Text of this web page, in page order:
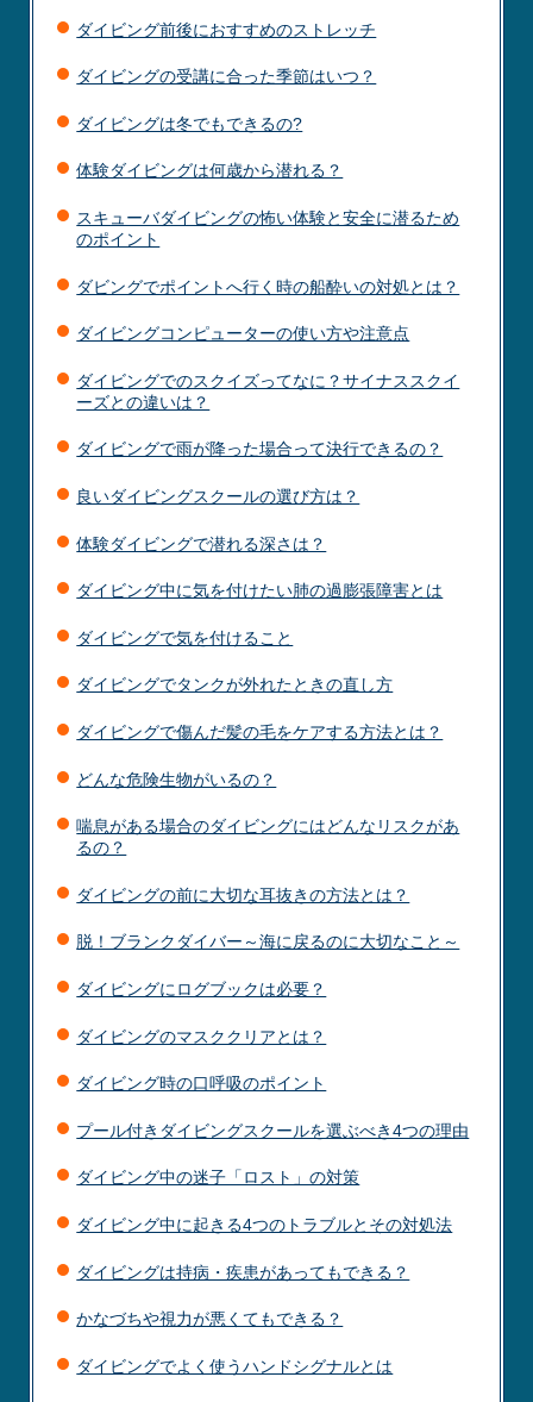
ダイビング前後におすすめのストレッチ
ダイビングの受講に合った季節はいつ？
ダイビングは冬でもできるの?
体験ダイビングは何歳から潜れる？
スキューバダイビングの怖い体験と安全に潜るため
のポイント
ダビングでポイントへ行く時の船酔いの対処とは？
ダイビングコンピューターの使い方や注意点
ダイビングでのスクイズってなに？サイナススクイ
ーズとの違いは？
ダイビングで雨が降った場合って決行できるの？
良いダイビングスクールの選び方は？
体験ダイビングで潜れる深さは？
ダイビング中に気を付けたい肺の過膨張障害とは
ダイビングで気を付けること
ダイビングでタンクが外れたときの直し方
ダイビングで傷んだ髪の毛をケアする方法とは？
どんな危険生物がいるの？
喘息がある場合のダイビングにはどんなリスクがあ
るの？
ダイビングの前に大切な耳抜きの方法とは？
脱！ブランクダイバー～海に戻るのに大切なこと～
ダイビングにログブックは必要？
ダイビングのマスククリアとは？
ダイビング時の口呼吸のポイント
プール付きダイビングスクールを選ぶべき4つの理由
ダイビング中の迷子「ロスト」の対策
ダイビング中に起きる4つのトラブルとその対処法
ダイビングは持病・疾患があってもできる？
かなづちや視力が悪くてもできる？
ダイビングでよく使うハンドシグナルとは